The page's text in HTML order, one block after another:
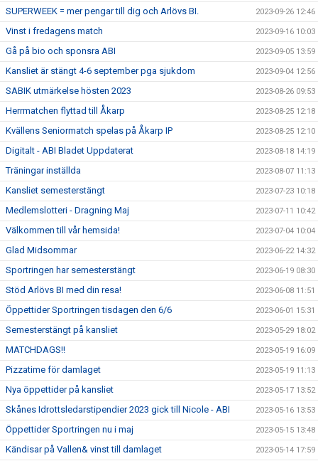
SUPERWEEK = mer pengar till dig och Arlövs BI. 2023-09-26 12:46
Vinst i fredagens match 2023-09-16 10:03
Gå på bio och sponsra ABI 2023-09-05 13:59
Kansliet är stängt 4-6 september pga sjukdom 2023-09-04 12:56
SABIK utmärkelse hösten 2023 2023-08-26 09:53
Herrmatchen flyttad till Åkarp 2023-08-25 12:18
Kvällens Seniormatch spelas på Åkarp IP 2023-08-25 12:10
Digitalt - ABI Bladet Uppdaterat 2023-08-18 14:19
Träningar inställda 2023-08-07 11:13
Kansliet semesterstängt 2023-07-23 10:18
Medlemslotteri - Dragning Maj 2023-07-11 10:42
Välkommen till vår hemsida! 2023-07-04 10:04
Glad Midsommar 2023-06-22 14:32
Sportringen har semesterstängt 2023-06-19 08:30
Stöd Arlövs BI med din resa! 2023-06-08 11:51
Öppettider Sportringen tisdagen den 6/6 2023-06-01 15:31
Semesterstängt på kansliet 2023-05-29 18:02
MATCHDAGS!! 2023-05-19 16:09
Pizzatime för damlaget 2023-05-19 11:13
Nya öppettider på kansliet 2023-05-17 13:52
Skånes Idrottsledarstipendier 2023 gick till Nicole - ABI 2023-05-16 13:53
Öppettider Sportringen nu i maj 2023-05-15 13:48
Kändisar på Vallen& vinst till damlaget 2023-05-14 17:59